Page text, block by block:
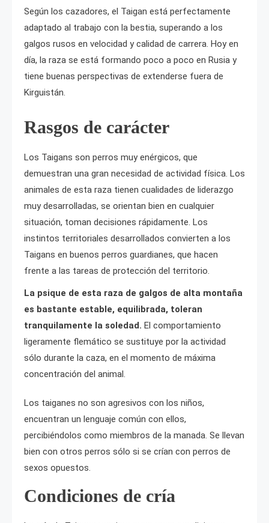
Según los cazadores, el Taigan está perfectamente
adaptado al trabajo con la bestia, superando a los
galgos rusos en velocidad y calidad de carrera. Hoy en
día, la raza se está formando poco a poco en Rusia y
tiene buenas perspectivas de extenderse fuera de
Kirguistán.
Rasgos de carácter
Los Taigans son perros muy enérgicos, que
demuestran una gran necesidad de actividad física. Los
animales de esta raza tienen cualidades de liderazgo
muy desarrolladas, se orientan bien en cualquier
situación, toman decisiones rápidamente. Los
instintos territoriales desarrollados convierten a los
Taigans en buenos perros guardianes, que hacen
frente a las tareas de protección del territorio.
La psique de esta raza de galgos de alta montaña
es bastante estable, equilibrada, toleran
tranquilamente la soledad. El comportamiento
ligeramente flemático se sustituye por la actividad
sólo durante la caza, en el momento de máxima
concentración del animal.
Los taiganes no son agresivos con los niños,
encuentran un lenguaje común con ellos,
percibiéndolos como miembros de la manada. Se llevan
bien con otros perros sólo si se crían con perros de
sexos opuestos.
Condiciones de cría